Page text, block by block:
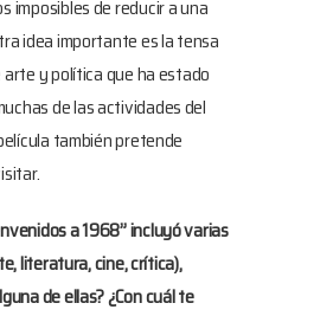
imposibles de reducir a una
idea importante es la tensa
y política que ha estado
de las actividades del
también pretende
a 1968” incluyó varias
literatura, cine, crítica),
de ellas? ¿Con cuál te